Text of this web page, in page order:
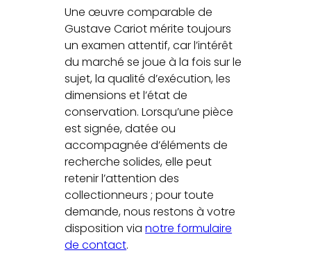
Une œuvre comparable de
Gustave Cariot mérite toujours
un examen attentif, car l’intérêt
du marché se joue à la fois sur le
sujet, la qualité d’exécution, les
dimensions et l’état de
conservation. Lorsqu’une pièce
est signée, datée ou
accompagnée d’éléments de
recherche solides, elle peut
retenir l’attention des
collectionneurs ; pour toute
demande, nous restons à votre
disposition vianotre formulaire
de contact.